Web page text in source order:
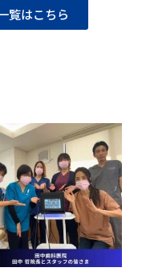
覧はこちら